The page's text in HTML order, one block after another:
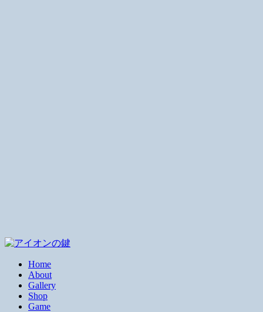
Home
About
Gallery
Shop
Game